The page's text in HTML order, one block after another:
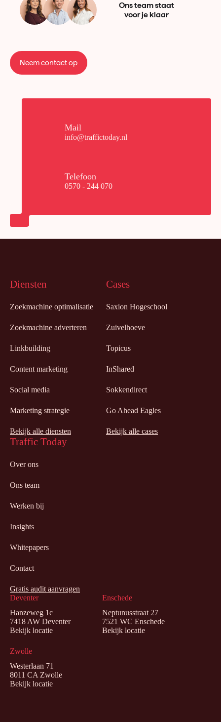
Ons team staat
voor je klaar
Neem contact op
Mail
info@traffictoday.nl
Telefoon
0570 - 244 070
Deventer
Hanzeweg 1c
7418 AW Deventer
Bekijk locatie
Enschede
Neptunusstraat 27
7521 WC Enschede
Bekijk locatie
Zwolle
Westerlaan 71
8011 CA Zwolle
Bekijk locatie
Diensten
Zoekmachine optimalisatie
Zoekmachine adverteren
Linkbuilding
Content marketing
Social media
Marketing strategie
Bekijk alle diensten
Cases
Saxion Hogeschool
Zuivelhoeve
Topicus
InShared
Sokkendirect
Go Ahead Eagles
Bekijk alle cases
Traffic Today
Over ons
Ons team
Werken bij
Insights
Whitepapers
Contact
Gratis audit aanvragen